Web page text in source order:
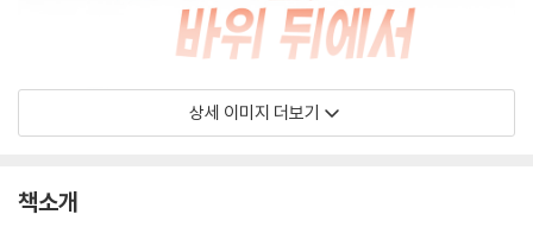
상세 이미지 더보기
책소개